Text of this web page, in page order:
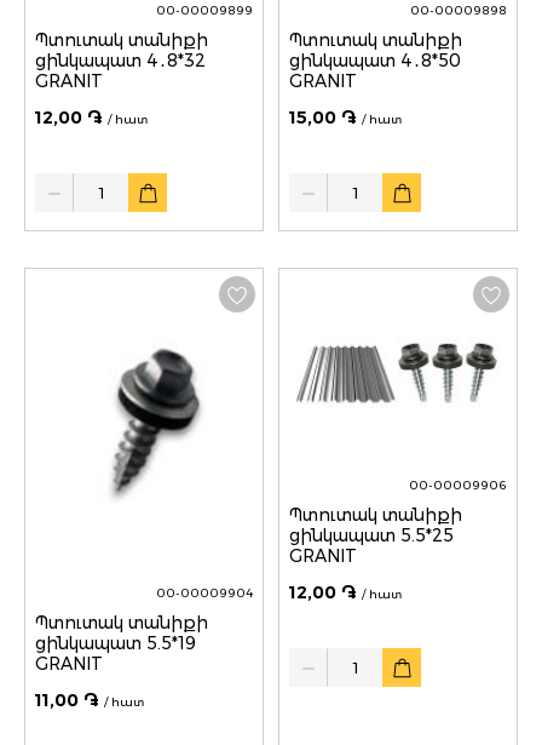
00-00009899
Պտուտակ տանիքի
ցինկապատ 4․8*32
GRANIT
12,00 ֏ / հատ
Quantity
00-00009898
Պտուտակ տանիքի
ցինկապատ 4․8*50
GRANIT
15,00 ֏ / հատ
Quantity
00-00009904
Պտուտակ տանիքի
ցինկապատ 5.5*19
GRANIT
11,00 ֏ / հատ
00-00009906
Պտուտակ տանիքի
ցինկապատ 5.5*25
GRANIT
12,00 ֏ / հատ
Quantity